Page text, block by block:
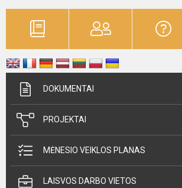
DOKUMENTAI
PROJEKTAI
MĖNESIO VEIKLOS PLANAS
LAISVOS DARBO VIETOS